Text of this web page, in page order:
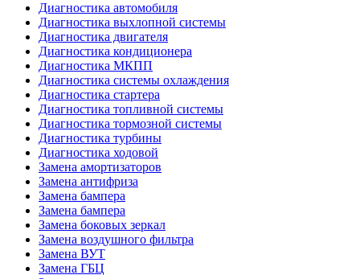
Диагностика автомобиля
Диагностика выхлопной системы
Диагностика двигателя
Диагностика кондиционера
Диагностика МКПП
Диагностика системы охлаждения
Диагностика стартера
Диагностика топливной системы
Диагностика тормозной системы
Диагностика турбины
Диагностика ходовой
Замена амортизаторов
Замена антифриза
Замена бампера
Замена бампера
Замена боковых зеркал
Замена воздушного фильтра
Замена ВУТ
Замена ГБЦ